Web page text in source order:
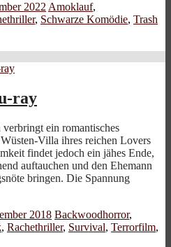
2022 Amoklauf,
, Schwarze Komödie, Trash
ray
verbringt ein romantisches
Villa ihres reichen Lovers
findet jedoch ein jähes Ende,
auftauchen und den Ehemann
bringen. Die Spannung
2018 Backwoodhorror,
, Rachethriller, Survival, Terrorfilm,